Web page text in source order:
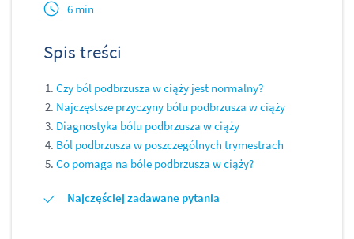
6 min
Spis treści
Czy ból podbrzusza w ciąży jest normalny?
Najczęstsze przyczyny bólu podbrzusza w ciąży
Diagnostyka bólu podbrzusza w ciąży
Ból podbrzusza w poszczególnych trymestrach
Co pomaga na bóle podbrzusza w ciąży?
Najczęściej zadawane pytania